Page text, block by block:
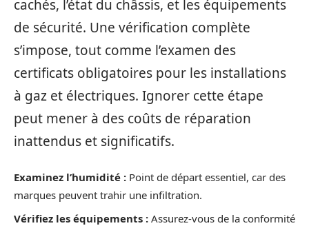
cachés, l’état du châssis, et les équipements
de sécurité. Une vérification complète
s’impose, tout comme l’examen des
certificats obligatoires pour les installations
à gaz et électriques. Ignorer cette étape
peut mener à des coûts de réparation
inattendus et significatifs.
Examinez l’humidité : Point de départ essentiel, car des
marques peuvent trahir une infiltration.
Vérifiez les équipements : Assurez-vous de la conformité